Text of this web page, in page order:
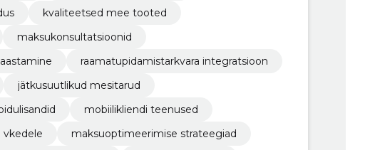
kvaliteetsed mee tooted
maksukonsultatsioonid
raamatupidamistarkvara integratsioon
jätkusuutlikud mesitarud
mobiilikliendi teenused
maksuoptimeerimise strateegiad